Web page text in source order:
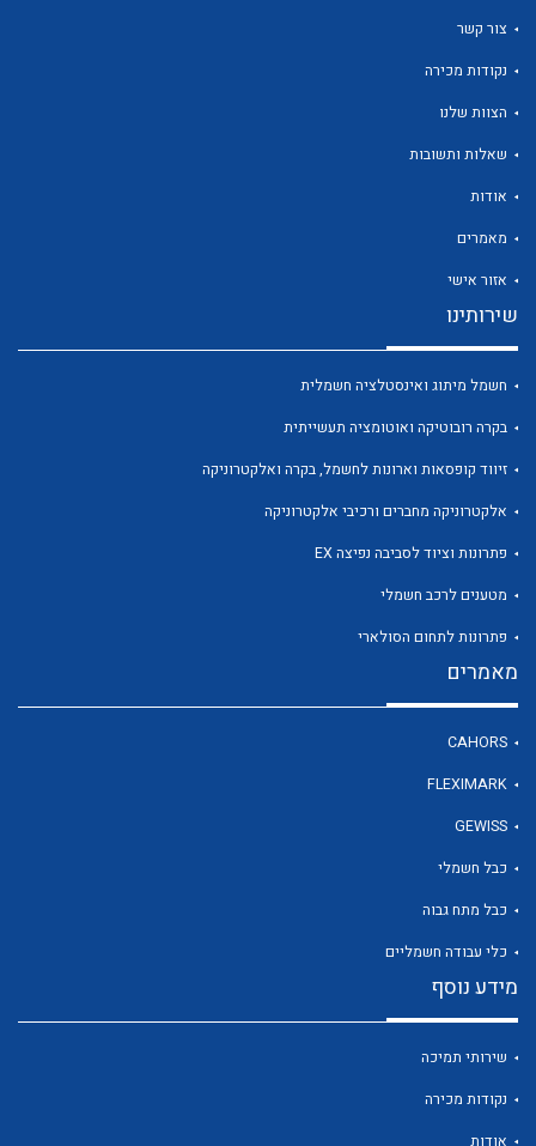
לכל מוצרי היצרן
צור קשר
נקודות מכירה
הצוות שלנו
שאלות ותשובות
אודות
מאמרים
אזור אישי
שירותינו
חשמל מיתוג ואינסטלציה חשמלית
בקרה רובוטיקה ואוטומציה תעשייתית
זיווד קופסאות וארונות לחשמל, בקרה ואלקטרוניקה
אלקטרוניקה מחברים ורכיבי אלקטרוניקה
פתרונות וציוד לסביבה נפיצה EX
מטענים לרכב חשמלי
פתרונות לתחום הסולארי
מאמרים
CAHORS
FLEXIMARK
GEWISS
כבל חשמלי
כבל מתח גבוה
כלי עבודה חשמליים
מידע נוסף
שירותי תמיכה
נקודות מכירה
אודות